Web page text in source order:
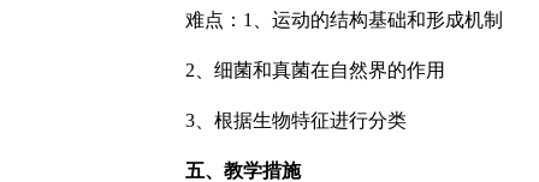
难点：1、运动的结构基础和形成机制
2、细菌和真菌在自然界的作用
3、根据生物特征进行分类
五、教学措施